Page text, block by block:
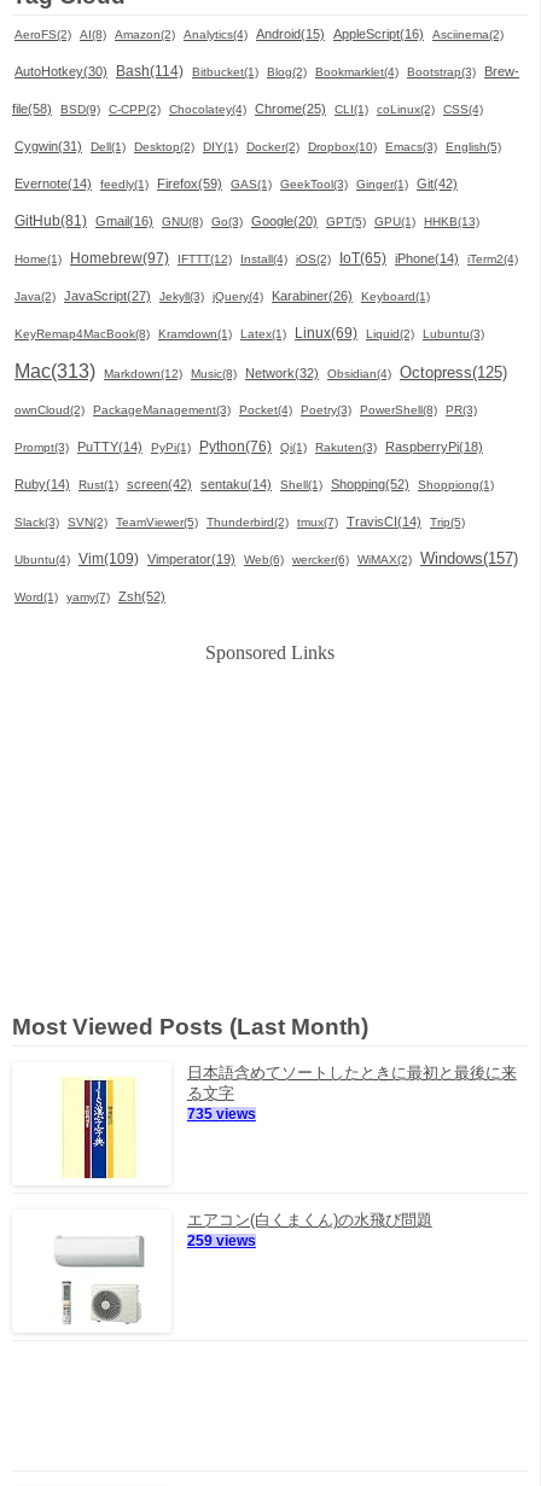
AeroFS(2) AI(8) Amazon(2) Analytics(4) Android(15) AppleScript(16) Asciinema(2)
AutoHotkey(30) Bash(114) Bitbucket(1) Blog(2) Bookmarklet(4) Bootstrap(3) Brew-
file(58) BSD(9) C-CPP(2) Chocolatey(4) Chrome(25) CLI(1) coLinux(2) CSS(4)
Cygwin(31) Dell(1) Desktop(2) DIY(1) Docker(2) Dropbox(10) Emacs(3) English(5)
Evernote(14) feedly(1) Firefox(59) GAS(1) GeekTool(3) Ginger(1) Git(42)
GitHub(81) Gmail(16) GNU(8) Go(3) Google(20) GPT(5) GPU(1) HHKB(13)
Home(1) Homebrew(97) IFTTT(12) Install(4) iOS(2) IoT(65) iPhone(14) iTerm2(4)
Java(2) JavaScript(27) Jekyll(3) jQuery(4) Karabiner(26) Keyboard(1)
KeyRemap4MacBook(8) Kramdown(1) Latex(1) Linux(69) Liquid(2) Lubuntu(3)
Mac(313) Markdown(12) Music(8) Network(32) Obsidian(4) Octopress(125)
ownCloud(2) PackageManagement(3) Pocket(4) Poetry(3) PowerShell(8) PR(3)
Prompt(3) PuTTY(14) PyPi(1) Python(76) Qi(1) Rakuten(3) RaspberryPi(18)
Ruby(14) Rust(1) screen(42) sentaku(14) Shell(1) Shopping(52) Shoppiong(1)
Slack(3) SVN(2) TeamViewer(5) Thunderbird(2) tmux(7) TravisCI(14) Trip(5)
Ubuntu(4) Vim(109) Vimperator(19) Web(6) wercker(6) WiMAX(2) Windows(157)
Word(1) yamy(7) Zsh(52)
Sponsored Links
Most Viewed Posts (Last Month)
日本語含めてソートしたときに最初と最後に来
る文字
735 views
エアコン(白くまくん)の水飛び問題
259 views